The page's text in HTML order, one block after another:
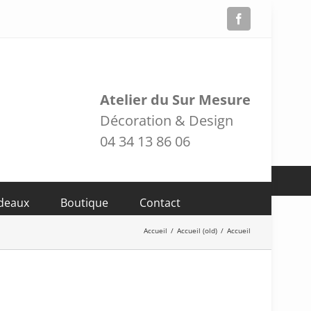
Atelier du Sur Mesure
Décoration & Design
04 34 13 86 06
Boutique Contact
Accueil / Accueil (old) / Accueil